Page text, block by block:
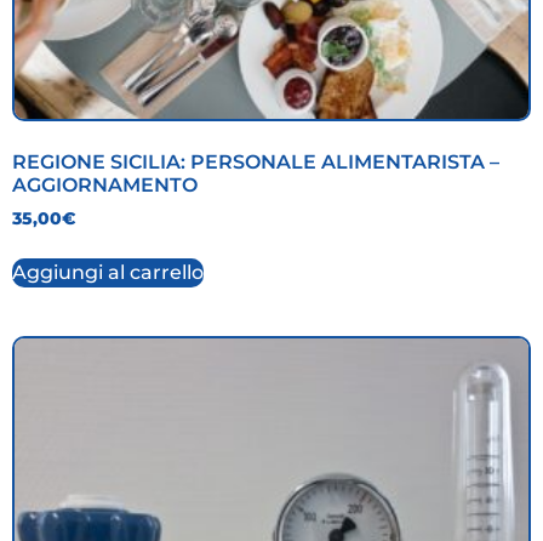
REGIONE SICILIA: PERSONALE ALIMENTARISTA –
AGGIORNAMENTO
35,00€
Aggiungi al carrello